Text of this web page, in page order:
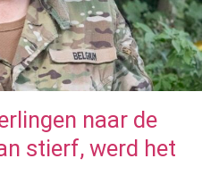
naar de
stierf, werd het